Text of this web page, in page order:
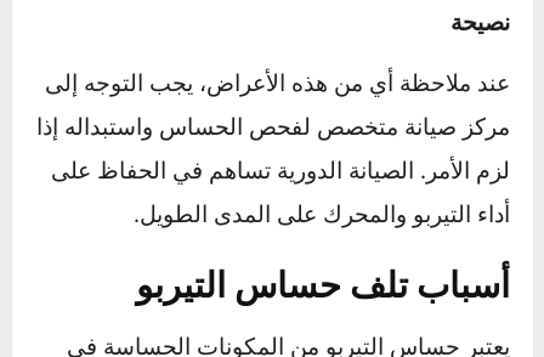
تعويض النقص في الأداء من خلال تشغيله على
مستوى أعلى من المطلوب، مما يزيد من احتمال
تآكله أو تعرضه لأعطال أخرى.
تأثير على عمر المحرك: الاحتراق غير السليم
وزيادة استهلاك الوقود يمكن أن يؤدي إلى تراكم
الكربون داخل المحرك وتقليل عمره الافتراضي.
نصيحة